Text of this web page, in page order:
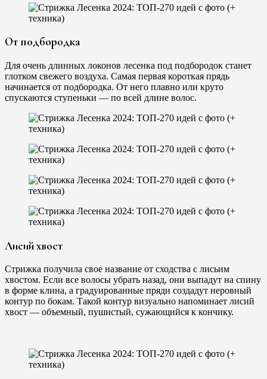
От подбородка
Для очень длинных локонов лесенка под подбородок станет
глотком свежего воздуха. Самая первая короткая прядь
начинается от подбородка. От него плавно или круто
спускаются ступеньки — по всей длине волос.
Лисий хвост
Стрижка получила свое название от сходства с лисьим
хвостом. Если все волосы убрать назад, они выпадут на спину
в форме клина, а градуированные пряди создадут неровный
контур по бокам. Такой контур визуально напоминает лисий
хвост — объемный, пушистый, сужающийся к кончику.